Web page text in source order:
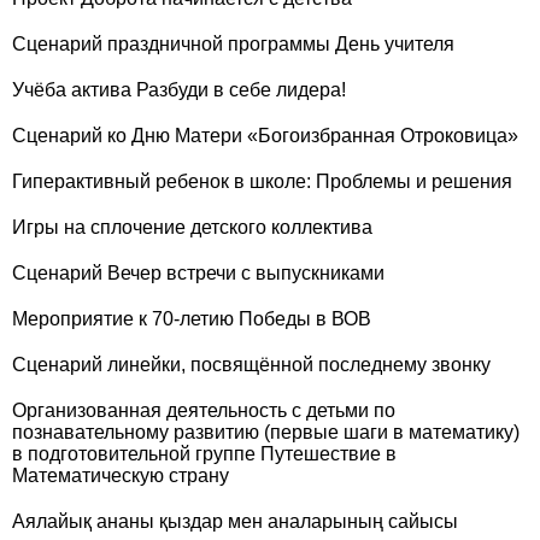
Сценарий праздничной программы День учителя
Учёба актива Разбуди в себе лидера!
Сценарий ко Дню Матери «Богоизбранная Отроковица»
Гиперактивный ребенок в школе: Проблемы и решения
Игры на сплочение детского коллектива
Сценарий Вечер встречи с выпускниками
Мероприятие к 70-летию Победы в ВОВ
Сценарий линейки, посвящённой последнему звонку
Организованная деятельность с детьми по
познавательному развитию (первые шаги в математику)
в подготовительной группе Путешествие в
Математическую страну
Аялайық ананы қыздар мен аналарының сайысы